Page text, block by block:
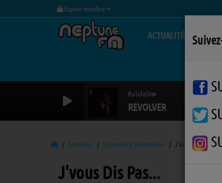
Espace membre
ACTUALITÉS
Balulalow
REVOLVER
Emissions Emissions d'information J'vous Dis Pas...
J'vous Dis Pas...